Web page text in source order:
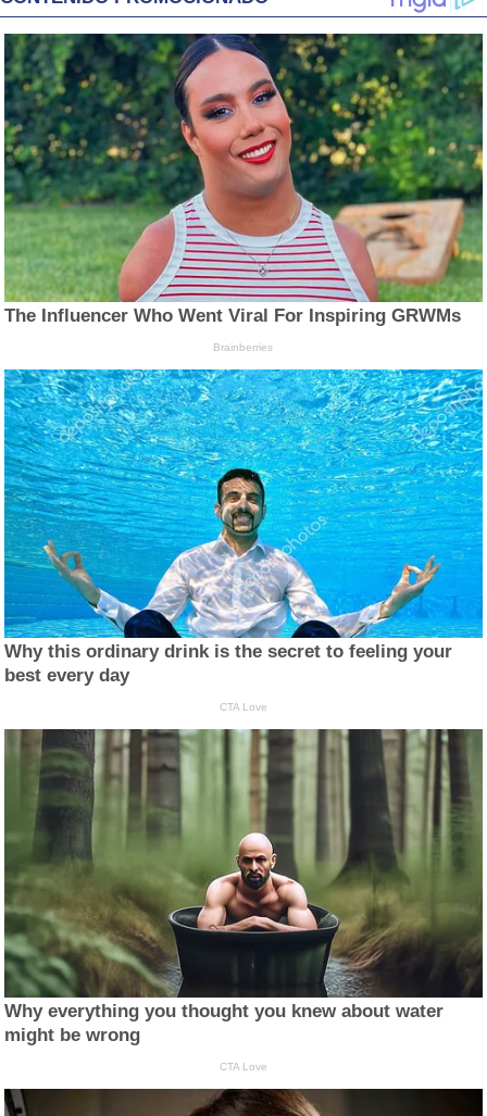
The Influencer Who Went Viral For Inspiring GRWMs
Brainberries
Why this ordinary drink is the secret to feeling your
best every day
CTA Love
Why everything you thought you knew about water
might be wrong
CTA Love